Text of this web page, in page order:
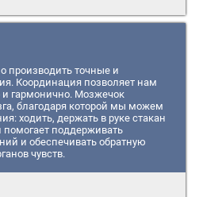
производить точные и
Координация позволяет нам
и гармонично. Мозжечок
благодаря которой мы можем
ходить, держать в руке стакан
помогает поддерживать
и обеспечивать обратную
чувств.